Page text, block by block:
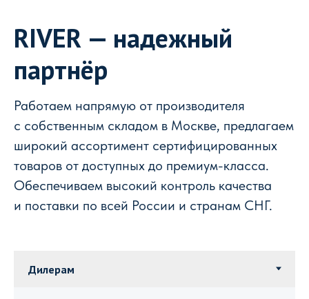
RIVER — надежный
партнёр
Работаем напрямую от производителя
с собственным складом в Москве, предлагаем
широкий ассортимент сертифицированных
товаров от доступных до премиум-класса.
Обеспечиваем высокий контроль качества
и поставки по всей России и странам СНГ.